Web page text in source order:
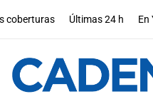
coberturas Últimas 24 h En